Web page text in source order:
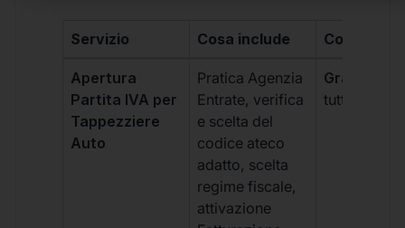
Servizio Cosa include Costo
Apertura
Partita IVA per
Tappezziere
Auto
Pratica Agenzia
Entrate, verifica
e scelta del
codice ateco
adatto, scelta
regime fiscale,
attivazione
Gratis
tutti i piani)